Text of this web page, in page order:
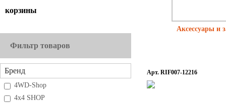
корзины
Фильтр товаров
Бренд
4WD-Shop
4x4 SHOP
Аксессуары и
Арт. RIF007-12216